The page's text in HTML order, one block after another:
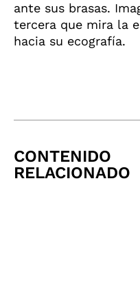
ante sus brasas.
tercera que mira la
hacia su ecografía.
CONTENIDO
RELACIONADO